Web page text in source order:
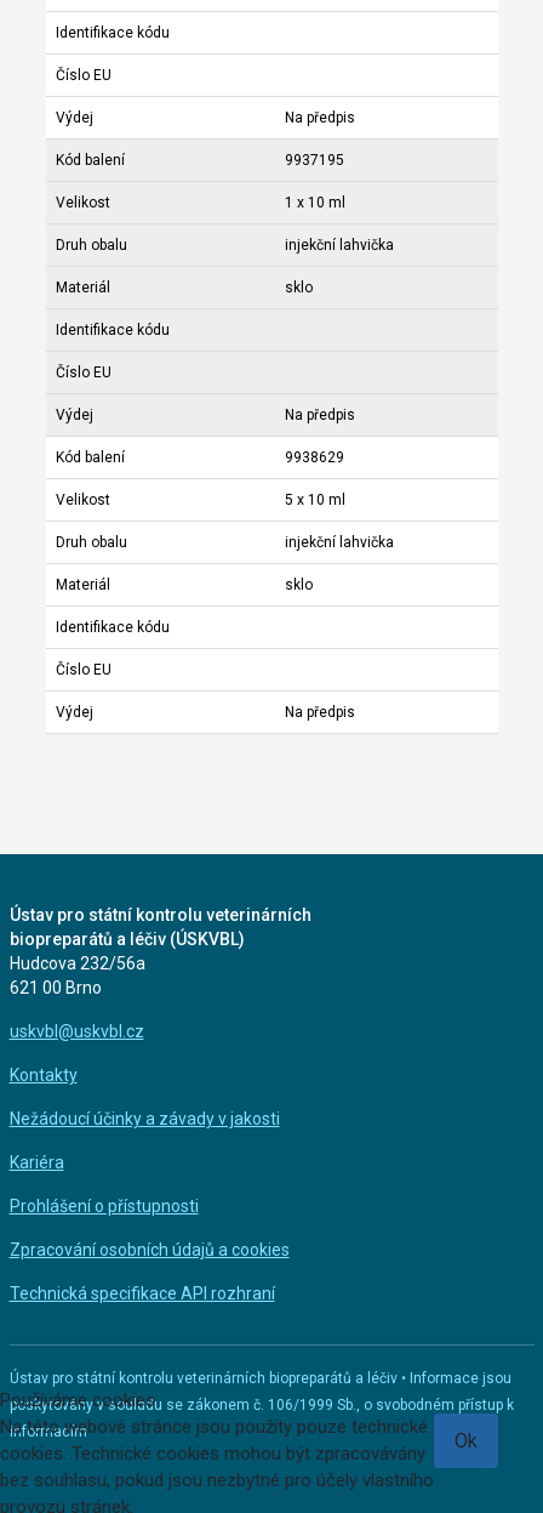
Identifikace kódu
Číslo EU
Výdej Na předpis
Kód balení 9937195
Velikost 1 x 10 ml
Druh obalu injekční lahvička
Materiál sklo
Identifikace kódu
Číslo EU
Výdej Na předpis
Kód balení 9938629
Velikost 5 x 10 ml
Druh obalu injekční lahvička
Materiál sklo
Identifikace kódu
Číslo EU
Výdej Na předpis
Ústav pro státní kontrolu veterinárních
biopreparátů a léčiv (ÚSKVBL)
Hudcova 232/56a
621 00 Brno
uskvbl@uskvbl.cz
Kontakty
Nežádoucí účinky a závady v jakosti
Kariéra
Prohlášení o přístupnosti
Zpracování osobních údajů a cookies
Technická specifikace API rozhraní
Ústav pro státní kontrolu veterinárních biopreparátů a léčiv • Informace jsou
poskytovány v souladu se zákonem č. 106/1999 Sb., o svobodném přístup k
informacím
Používáme cookies
Na této webové stránce jsou použity pouze technické
cookies. Technické cookies mohou být zpracovávány
bez souhlasu, pokud jsou nezbytné pro účely vlastního
provozu stránek.
Ok